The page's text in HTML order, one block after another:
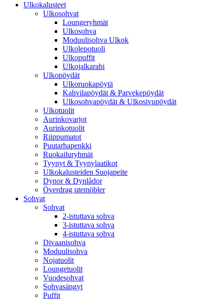
Ulkokalusteet
Ulkosohvat
Loungeryhmät
Ulkosohva
Moduulisohva Ulkok
Ulkolepotuoli
Ulkopuffit
Ulkojalkarahi
Ulkopöydät
Ulkoruokapöytä
Kahvilapöydät & Parvekepöydät
Ulkosohvapöydät & Ulkosivupöydät
Ulkotuolit
Aurinkovarjot
Aurinkotuolit
Riippumatot
Puutarhapenkki
Ruokailuryhmät
Tyynyt & Tyynylaatikot
Ulkokalusteiden Suojapeite
Dynor & Dynlådor
Överdrag utemöbler
Sohvat
Sohvat
2-istuttava sohva
3-istuttava sohva
4-istuttava sohva
Divaanisohva
Moduulisohva
Nojatuolit
Loungetuolit
Vuodesohvat
Sohvasängyt
Puffit